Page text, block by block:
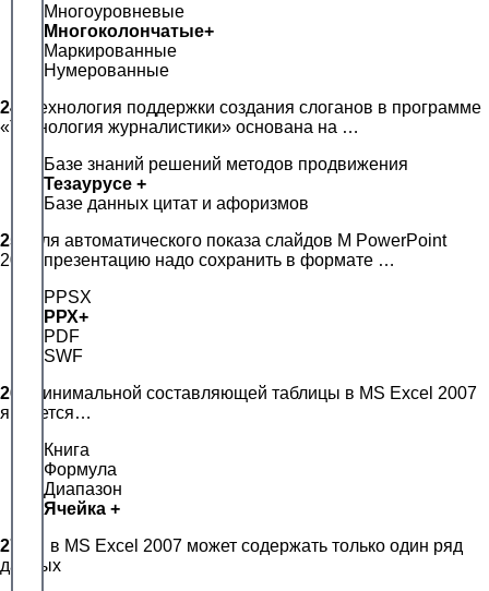
Многоуровневые
Многоколончатые+
Маркированные
Нумерованные
24.
Технология поддержки создания слоганов в программе
«Технология журналистики» основана на …
Базе знаний решений методов продвижения
Тезаурусе +
Базе данных цитат и афоризмов
25.
Для автоматического показа слайдов М PowerPoint
2007 презентацию надо сохранить в формате …
PPSX
РРХ+
PDF
SWF
26.
Минимальной составляющей таблицы в МS Ехсеl 2007
является…
Книга
Формула
Диапазон
Ячейка +
27.
… в МS Ехсеl 2007 может содержать только один ряд
данных